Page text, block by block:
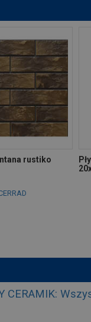
rustiko
CERAMIK: